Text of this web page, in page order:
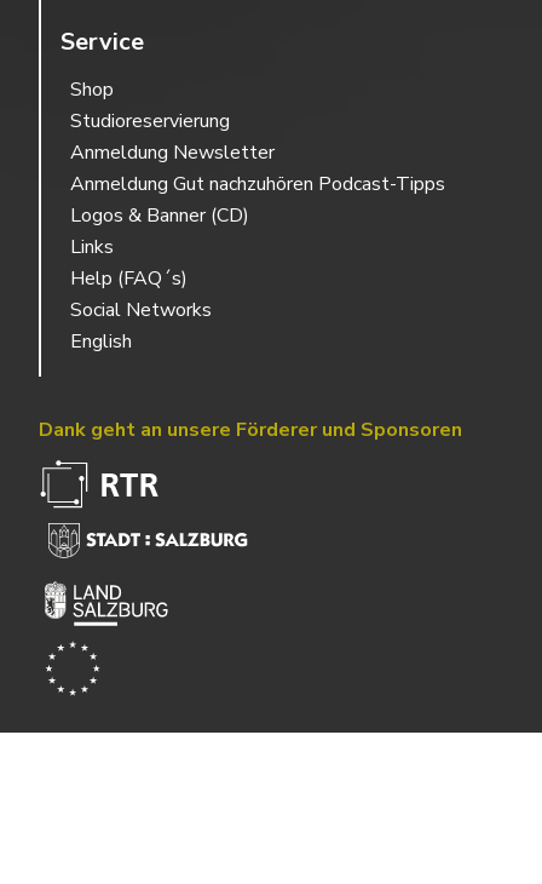
Service
Shop
Studioreservierung
Anmeldung Newsletter
Anmeldung Gut nachzuhören Podcast-Tipps
Logos & Banner (CD)
Links
Help (FAQ´s)
Social Networks
English
Dank geht an unsere Förderer und Sponsoren